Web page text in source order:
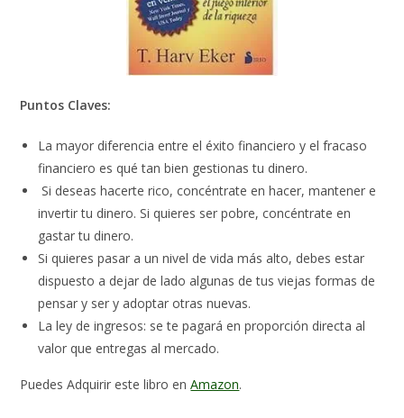
Puntos Claves:
La mayor diferencia entre el éxito financiero y el fracaso
financiero es qué tan bien gestionas tu dinero.
Si deseas hacerte rico, concéntrate en hacer, mantener e
invertir tu dinero. Si quieres ser pobre, concéntrate en
gastar tu dinero.
Si quieres pasar a un nivel de vida más alto, debes estar
dispuesto a dejar de lado algunas de tus viejas formas de
pensar y ser y adoptar otras nuevas.
La ley de ingresos: se te pagará en proporción directa al
valor que entregas al mercado.
Puedes Adquirir este libro enAmazon.